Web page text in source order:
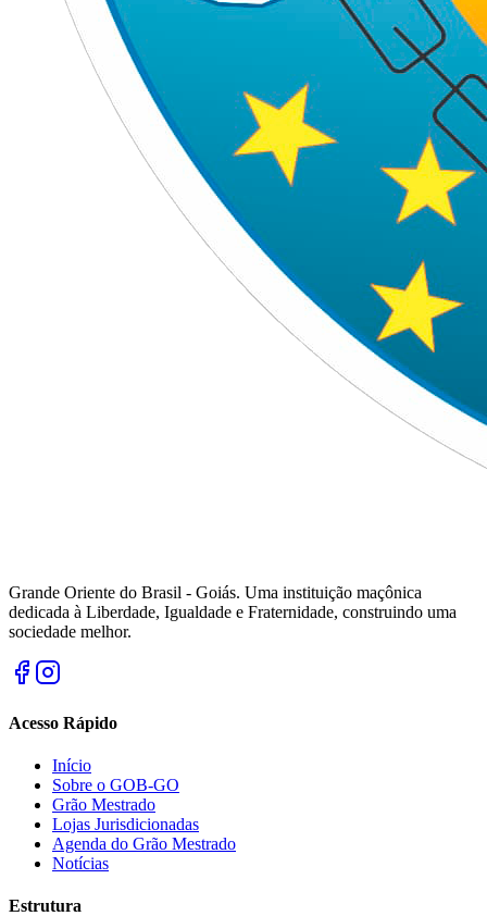
Grande Oriente do Brasil - Goiás. Uma instituição maçônica
dedicada à Liberdade, Igualdade e Fraternidade, construindo uma
sociedade melhor.
Acesso Rápido
Início
Sobre o GOB-GO
Grão Mestrado
Lojas Jurisdicionadas
Agenda do Grão Mestrado
Notícias
Estrutura